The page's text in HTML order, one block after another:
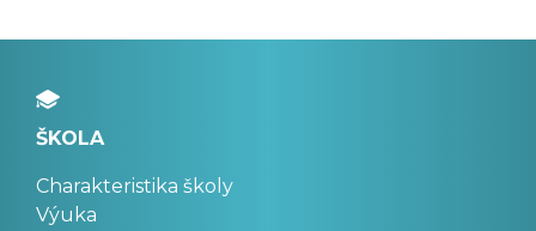
ŠKOLA
Charakteristika školy
Výuka